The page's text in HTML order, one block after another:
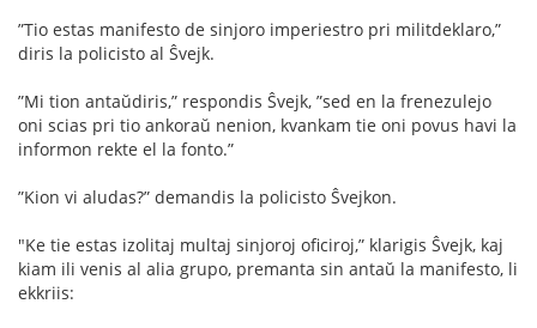
”Tio estas manifesto de sinjoro imperiestro pri militdeklaro,”
diris la policisto al Ŝvejk.
”Mi tion antaŭdiris,” respondis Ŝvejk, ”sed en la frenezulejo
oni scias pri tio ankoraŭ nenion, kvankam tie oni povus havi la
informon rekte el la fonto.”
”Kion vi aludas?” demandis la policisto Ŝvejkon.
"Ke tie estas izolitaj multaj sinjoroj oﬁciroj,” klarigis Ŝvejk, kaj
kiam ili venis al alia grupo, premanta sin antaŭ la manifesto, li
ekkriis: